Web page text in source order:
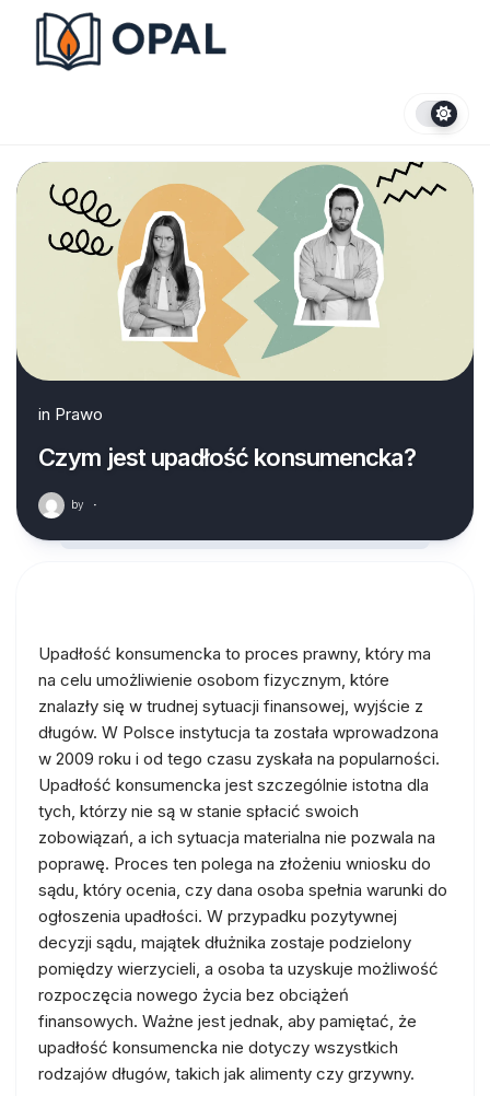
content
in Prawo
Czym jest upadłość konsumencka?
by ·
Upadłość konsumencka to proces prawny, który ma
na celu umożliwienie osobom fizycznym, które
znalazły się w trudnej sytuacji finansowej, wyjście z
długów. W Polsce instytucja ta została wprowadzona
w 2009 roku i od tego czasu zyskała na popularności.
Upadłość konsumencka jest szczególnie istotna dla
tych, którzy nie są w stanie spłacić swoich
zobowiązań, a ich sytuacja materialna nie pozwala na
poprawę. Proces ten polega na złożeniu wniosku do
sądu, który ocenia, czy dana osoba spełnia warunki do
ogłoszenia upadłości. W przypadku pozytywnej
decyzji sądu, majątek dłużnika zostaje podzielony
pomiędzy wierzycieli, a osoba ta uzyskuje możliwość
rozpoczęcia nowego życia bez obciążeń
finansowych. Ważne jest jednak, aby pamiętać, że
upadłość konsumencka nie dotyczy wszystkich
rodzajów długów, takich jak alimenty czy grzywny.